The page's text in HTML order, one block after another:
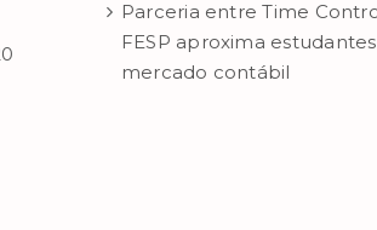
Parceria entre Time
FESP aproxima
mercado contábil